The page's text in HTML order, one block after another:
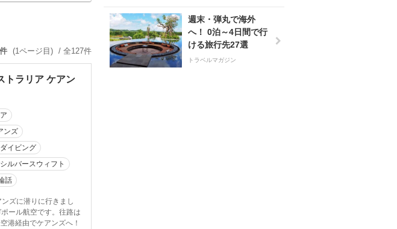
件 (1ページ目) / 全127件
トラリア ケアン
ンズ
ダイビング
シルバースウィフト
話
ズに潜りに行きまし
ール航空です。往路は
港経由でケアンズへ！
週末・弾丸で海外
へ！ 0泊～4日間で行
ける旅行先27選
トラベルマガジン